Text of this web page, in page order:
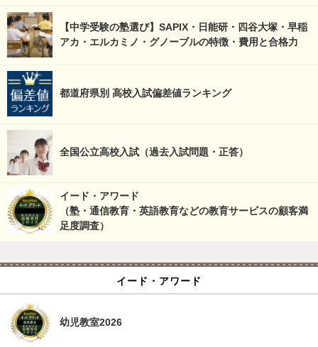
【中学受験の塾選び】SAPIX・日能研・四谷大塚・早稲
アカ・エルカミノ・グノーブルの特徴・費用と合格力
都道府県別 高校入試偏差値ランキング
全国公立高校入試（過去入試問題・正答）
イード・アワード
（塾・通信教育・英語教育などの教育サービスの顧客満
足度調査）
イード・アワード
幼児教室2026